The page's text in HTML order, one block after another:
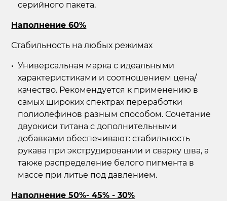
серийного пакета.
Наполнение 60%
Стабильность на любых режимах
Универсальная марка с идеальными
характеристиками и соотношением цена/
качество. Рекомендуется к применению в
самых широких спектрах переработки
полиолефинов разным способом. Сочетание
двуокиси титана с дополнительными
добавками обеспечивают: стабильность
рукава при экструдировании и сварку шва, а
также распределение белого пигмента в
массе при литье под давлением.
Наполнение 50%- 45% - 30%